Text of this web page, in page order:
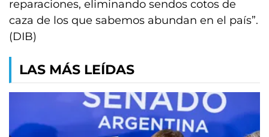
reparaciones, eliminando sendos cotos de
caza de los que sabemos abundan en el país”.
(DIB)
LAS MÁS LEÍDAS